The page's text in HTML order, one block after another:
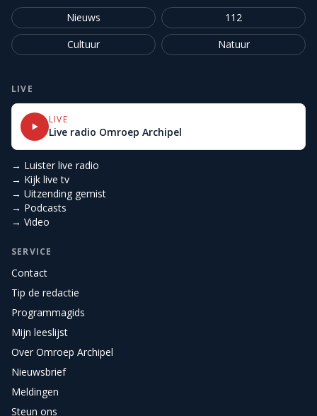
Nieuws
112
Cultuur
Natuur
LIVE
LIVE
Live radio Omroep Archipel
→ Luister live radio
→ Kijk live tv
→ Uitzending gemist
→ Podcasts
→ Video
SERVICE
Contact
Tip de redactie
Programmagids
Mijn leeslijst
Over Omroep Archipel
Nieuwsbrief
Meldingen
Steun ons